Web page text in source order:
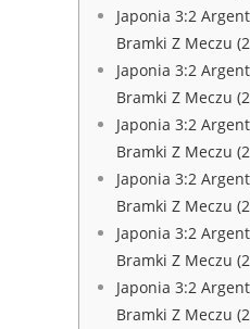
Japonia 3:2
Bramki Z Meczu
Japonia 3:2
Bramki Z Meczu
Japonia 3:2
Bramki Z Meczu
Japonia 3:2
Bramki Z Meczu
Japonia 3:2
Bramki Z Meczu
Japonia 3:2
Bramki Z Meczu